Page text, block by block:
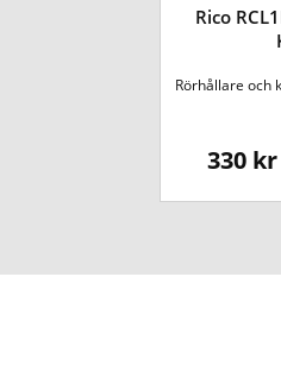
Rico
Rörhållare och
330 kr